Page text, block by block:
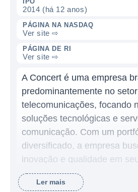
2014 (há 12 anos)
PÁGINA NA NASDAQ
Ver site ⇨
PÁGINA DE RI
Ver site ⇨
A Concert é uma empresa
predominantemente no
telecomunicações, focando
soluções tecnológicas e
comunicação. Com um
diversificado, a empresa
inovação e qualidade em
contribuindo para a
seus clientes e promovendo
Ler mais